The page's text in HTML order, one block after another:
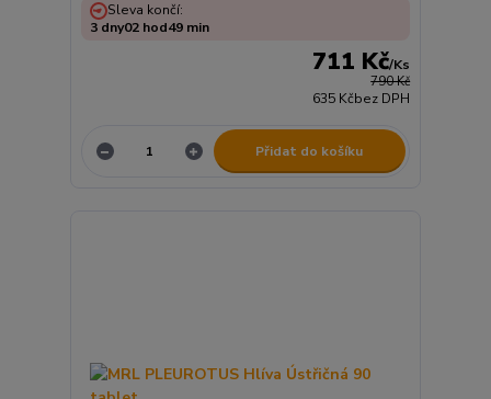
790 Kč
711 Kč/Ks
635 Kčbez DPH
Sleva končí:
3 dny02 hod49 min
Přidat do košíku